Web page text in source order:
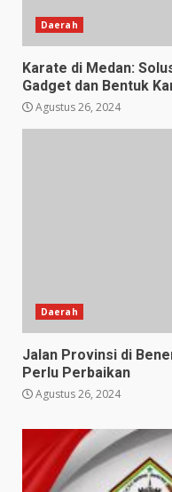
Daerah
Karate di Medan:
Gadget dan Bentuk
Agustus 26, 2024
Daerah
Jalan Provinsi di
Perlu Perbaikan
Agustus 26, 2024